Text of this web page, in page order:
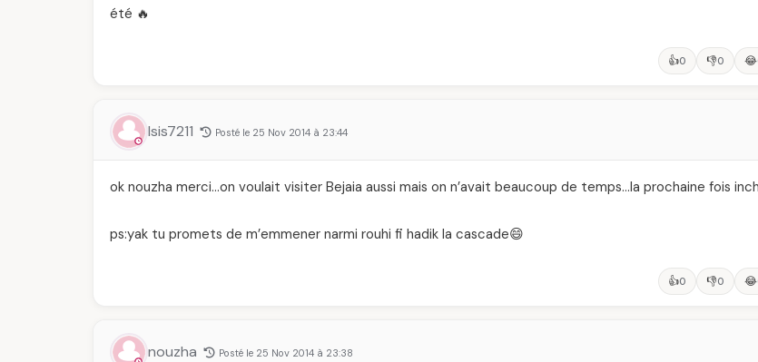
été 🔥
👍0 👎0 😂
Isis7211 Posté le 25 Nov 2014 à 23:44
ok nouzha merci…on voulait visiter Bejaia aussi mais on n’avait beaucoup de temps…la prochaine fois
ps:yak tu promets de m’emmener narmi rouhi fi hadik la cascade😄
👍0 👎0 😂
nouzha Posté le 25 Nov 2014 à 23:38